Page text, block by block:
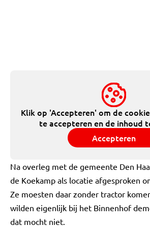
Klik op 'Accepteren' om de
te accepteren en de inhoud
Accepteren
Na overleg met de gemeente Den
de Koekamp als locatie afgesproken
Ze moesten daar zonder tractor
wilden eigenlijk bij het Binnenhof
dat mocht niet.